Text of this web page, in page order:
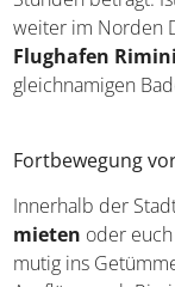
keine
von Italienund
Süddeutschland
Stunden, während
Stunden beträgt.
weiter im Norden
Flughafen
gleichnamigen